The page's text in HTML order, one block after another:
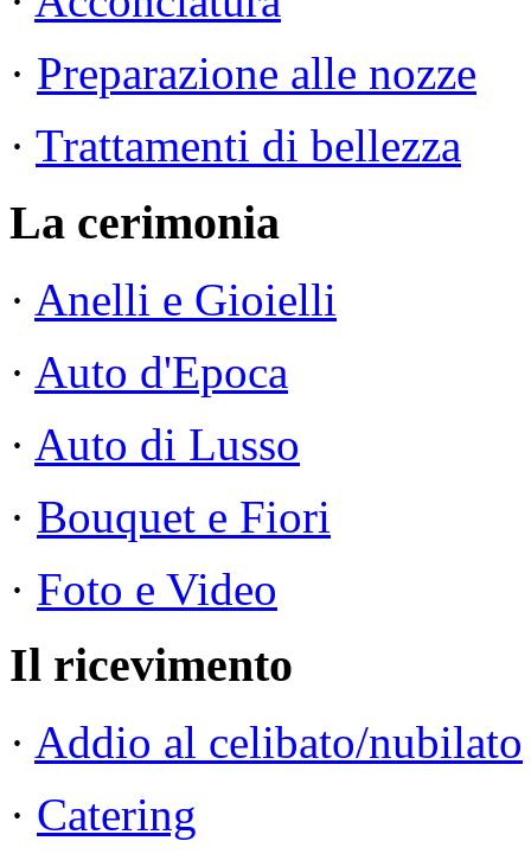
· Preparazione alle nozze
· Trattamenti di bellezza
La cerimonia
· Anelli e Gioielli
· Auto d'Epoca
· Auto di Lusso
· Bouquet e Fiori
· Foto e Video
Il ricevimento
· Addio al celibato/nubilato
· Catering